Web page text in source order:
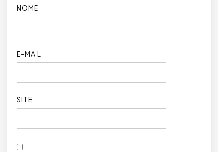
NOME
E-MAIL
SITE